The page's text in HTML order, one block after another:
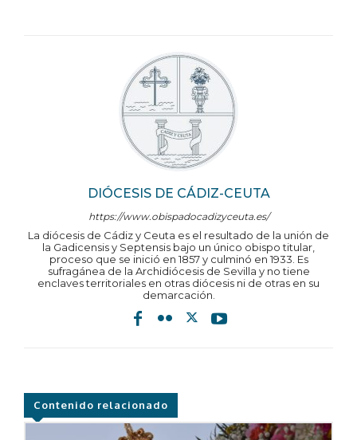
DIÓCESIS DE CÁDIZ-CEUTA
https://www.obispadocadizyceuta.es/
La diócesis de Cádiz y Ceuta es el resultado de la unión de
la Gadicensis y Septensis bajo un único obispo titular,
proceso que se inició en 1857 y culminó en 1933. Es
sufragánea de la Archidiócesis de Sevilla y no tiene
enclaves territoriales en otras diócesis ni de otras en su
demarcación.
Contenido relacionado